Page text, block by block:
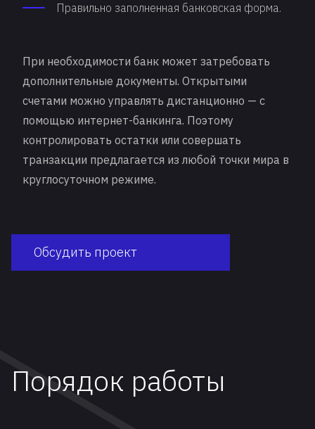
Правильно заполненная банковская форма.
При необходимости банк может затребовать
дополнительные документы. Открытыми
счетами можно управлять дистанционно — с
помощью интернет-банкинга. Поэтому
контролировать остатки или совершать
транзакции предлагается из любой точки мира в
круглосуточном режиме.
Обсудить проект
Порядок работы